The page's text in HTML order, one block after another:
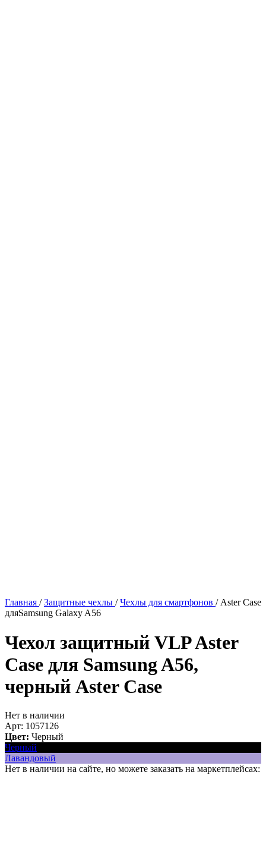
Главная / Защитные чехлы / Чехлы для смартфонов / Aster Case
дляSamsung Galaxy A56
Чехол защитный VLP Aster
Case для Samsung A56,
черный Aster Case
Нет в наличии
Арт: 1057126
Цвет: Черный
Черный
Лавандовый
Нет в наличии на сайте, но можете заказать на маркетплейсах: